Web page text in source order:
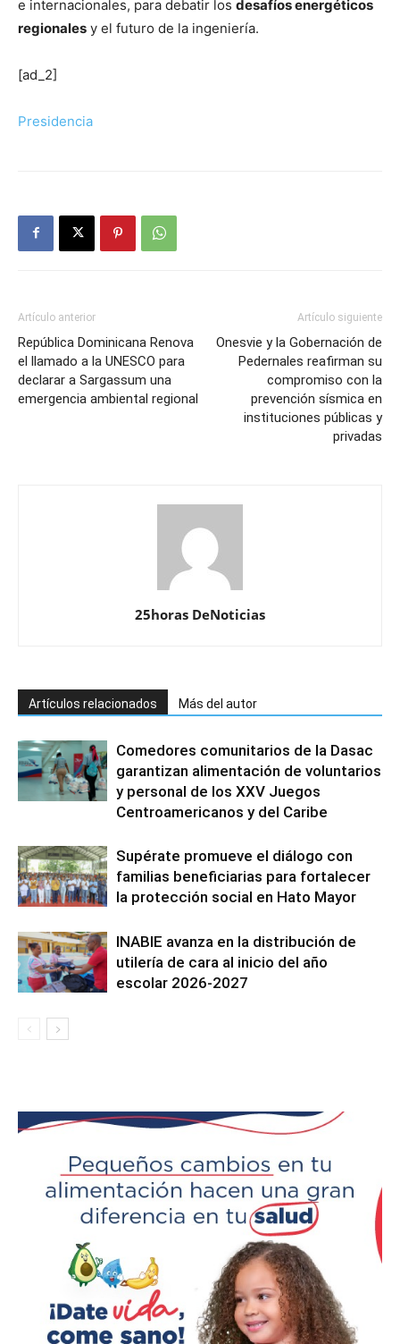
e internacionales, para debatir los desafíos energéticos
regionales y el futuro de la ingeniería.
[ad_2]
Presidencia
Artículo anterior
República Dominicana Renova
el llamado a la UNESCO para
declarar a Sargassum una
emergencia ambiental regional
Artículo siguiente
Onesvie y la Gobernación de
Pedernales reafirman su
compromiso con la
prevención sísmica en
instituciones públicas y
privadas
25horas DeNoticias
Artículos relacionados Más del autor
Comedores comunitarios de la Dasac
garantizan alimentación de voluntarios
y personal de los XXV Juegos
Centroamericanos y del Caribe
Supérate promueve el diálogo con
familias beneficiarias para fortalecer
la protección social en Hato Mayor
INABIE avanza en la distribución de
utilería de cara al inicio del año
escolar 2026-2027